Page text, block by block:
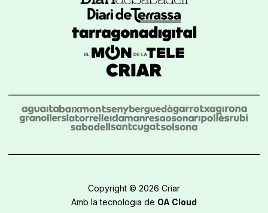
Copyright © 2026 Criar
Amb la tecnologia de OA Cloud